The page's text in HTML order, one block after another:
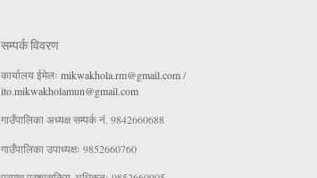
सम्पर्क विवरण
कार्यालय ईमेलः mikwakhola.rm@gmail.com/
ito.mikwakholamun@gmail.com
गाउँपालिका अध्यक्ष सम्पर्क नं. 9842660688
गाउँपालिका उपाध्यक्षः 9852660760